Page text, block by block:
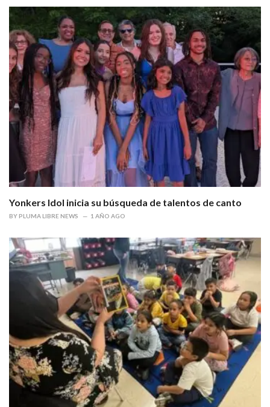
Yonkers Idol inicia su búsqueda de talentos de canto
BY PLUMA LIBRE NEWS 1 AÑO AGO